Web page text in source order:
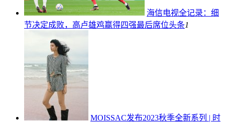
海信电视全记录：细
节决定成败，高卢雄鸡赢得四强最后席位头条1
MOISSAC发布2023秋季全新系列 | 时